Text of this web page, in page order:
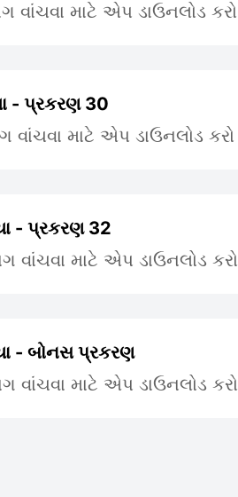
વાંચવા માટે એપ ડાઉનલોડ કરો
- પ્રકરણ 30
વાંચવા માટે એપ ડાઉનલોડ કરો
- પ્રકરણ 32
વાંચવા માટે એપ ડાઉનલોડ કરો
- બોનસ પ્રકરણ
વાંચવા માટે એપ ડાઉનલોડ કરો